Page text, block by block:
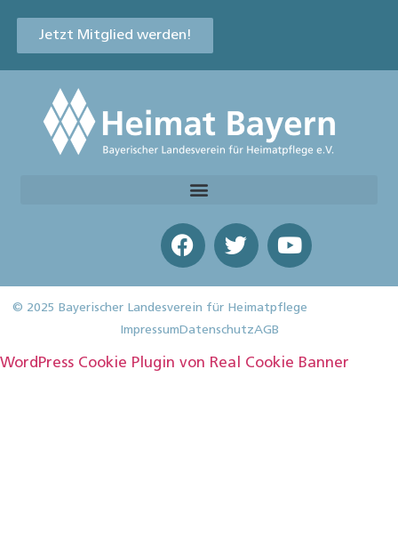
Jetzt Mitglied werden!
© 2025 Bayerischer Landesverein für Heimatpflege
ImpressumDatenschutzAGB
WordPress Cookie Plugin von Real Cookie Banner